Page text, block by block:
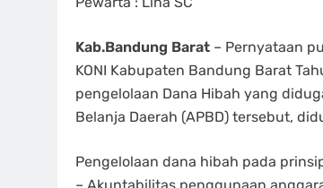
Kab.Bandung Barat – Pernyataan
KONI Kabupaten Bandung Barat
pengelolaan Dana Hibah yang
Belanja Daerah (APBD) tersebut,
Pengelolaan dana hibah pada